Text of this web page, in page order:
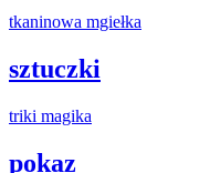
tkaninowa mgiełka
sztuczki
triki magika
pokaz